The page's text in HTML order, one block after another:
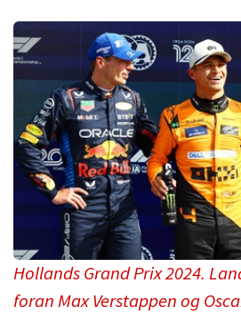
Hollands Grand Prix 2024.
foran Max Verstappen og